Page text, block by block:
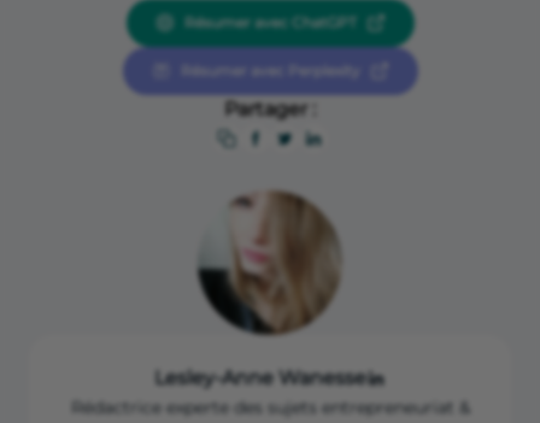
Résumer avec ChatGPT
Résumer avec Perplexity
Partager :
Lesley-Anne Wanesse
Rédactrice experte des sujets entrepreneuriat &